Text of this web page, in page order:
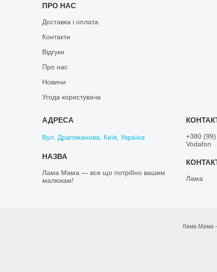
ПРО НАС
Доставка і оплата
Контакти
Відгуки
Про нас
Новини
Угода користувача
Вул. Драгоманова, Київ, Україна
Лама Мама — все що потрібно вашим
малюкам!
+380
Vodafon
Лама